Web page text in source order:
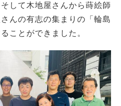
して木地屋さんから蒔絵師
んの有志の集まりの「輪島
ことができました。